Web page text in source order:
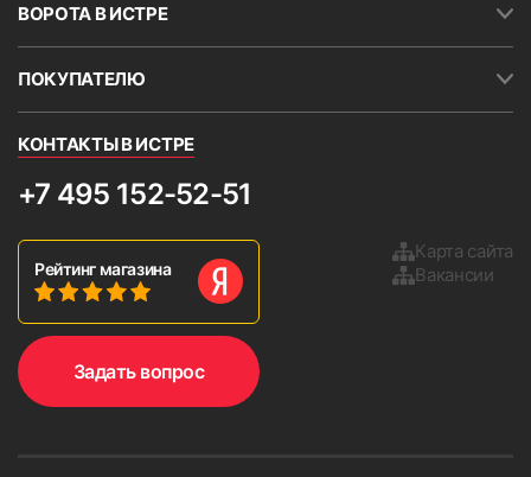
ВОРОТА В ИСТРЕ
ПОКУПАТЕЛЮ
КОНТАКТЫ В ИСТРЕ
+7 495 152-52-51
Рейтинг магазина
Карта сайта
Вакансии
Задать вопрос